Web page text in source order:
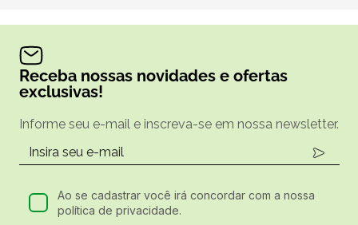
Receba nossas novidades e ofertas
exclusivas!
Informe seu e-mail e inscreva-se em nossa newsletter.
Ao se cadastrar você irá concordar com a nossa
política de privacidade.